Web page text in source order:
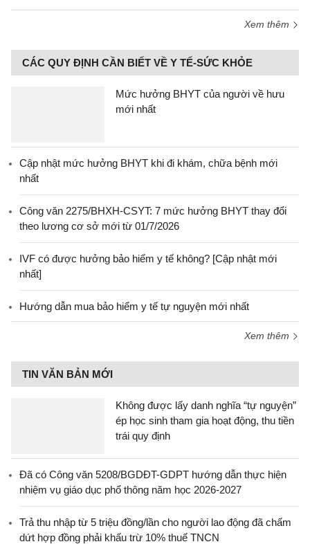
Xem thêm
CÁC QUY ĐỊNH CẦN BIẾT VỀ Y TẾ-SỨC KHỎE
Mức hưởng BHYT của người về hưu
mới nhất
Cập nhật mức hưởng BHYT khi đi khám, chữa bệnh mới
nhất
Công văn 2275/BHXH-CSYT: 7 mức hưởng BHYT thay đổi
theo lương cơ sở mới từ 01/7/2026
IVF có được hưởng bảo hiểm y tế không? [Cập nhật mới
nhất]
Hướng dẫn mua bảo hiểm y tế tự nguyện mới nhất
Xem thêm
TIN VĂN BẢN MỚI
Không được lấy danh nghĩa “tự nguyện”
ép học sinh tham gia hoạt động, thu tiền
trái quy định
Đã có Công văn 5208/BGDĐT-GDPT hướng dẫn thực hiện
nhiệm vụ giáo dục phổ thông năm học 2026-2027
Trả thu nhập từ 5 triệu đồng/lần cho người lao động đã chấm
dứt hợp đồng phải khấu trừ 10% thuế TNCN